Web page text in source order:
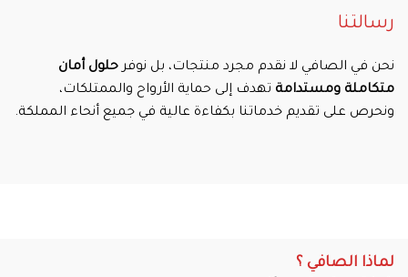
رسالتنا
نحن في الصافي لا نقدم مجرد منتجات، بل نوفرحلول أمان
متكاملة ومستدامة تهدف إلى حماية الأرواح والممتلكات،
ونحرص على تقديم خدماتنا بكفاءة عالية في جميع أنحاء المملكة.
لماذا الصافي ؟